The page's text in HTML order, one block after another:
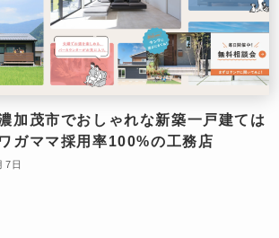
加茂市でおしゃれな新築一戸建ては
ガママ採用率100%の工務店
7日